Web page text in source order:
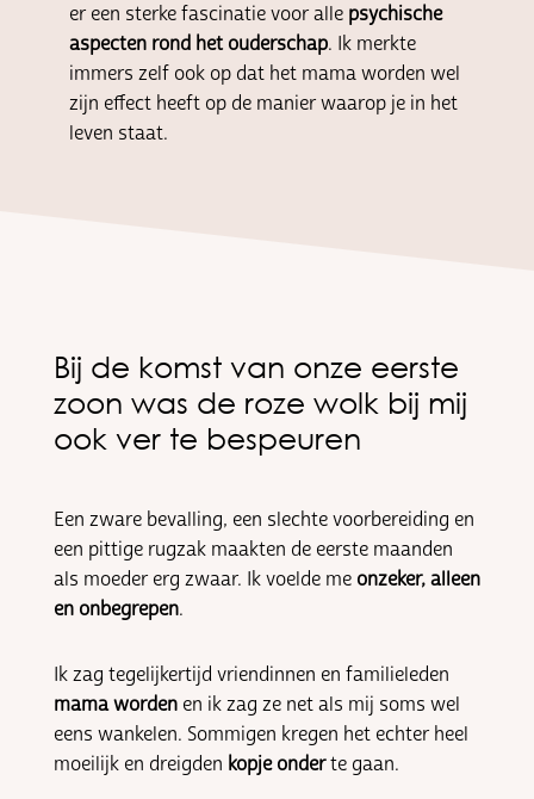
er een sterke fascinatie voor alle psychische
aspecten rond het ouderschap. Ik merkte
immers zelf ook op dat het mama worden wel
zijn effect heeft op de manier waarop je in het
leven staat.
Bij de komst van onze eerste
zoon was de roze wolk bij mij
ook ver te bespeuren
Een zware bevalling, een slechte voorbereiding en
een pittige rugzak maakten de eerste maanden
als moeder erg zwaar. Ik voelde me onzeker, alleen
en onbegrepen.
Ik zag tegelijkertijd vriendinnen en familieleden
mama wordenen ik zag ze net als mij soms wel
eens wankelen. Sommigen kregen het echter heel
moeilijk en dreigden kopje onderte gaan.